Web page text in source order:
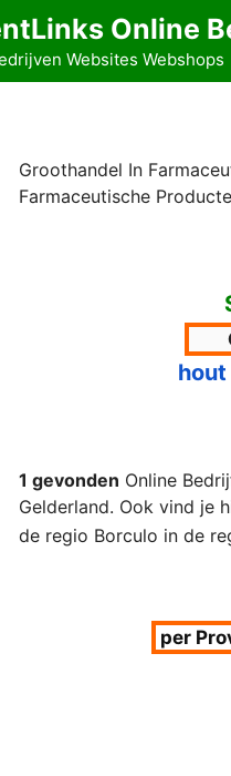
Online
Websites Webshops
Groothandel In
Farmaceutische
1 gevonden Online
Gelderland. Ook vind je
de regio Borculo in de